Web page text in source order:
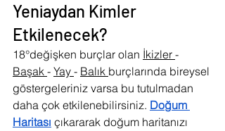
Yeniaydan Kimler
Etkilenecek?
18°değişken burçlar olan İkizler -
Başak - Yay - Balık burçlarında bireysel
göstergeleriniz varsa bu tutulmadan
daha çok etkilenebilirsiniz. Doğum
Haritası çıkararak doğum haritanızı